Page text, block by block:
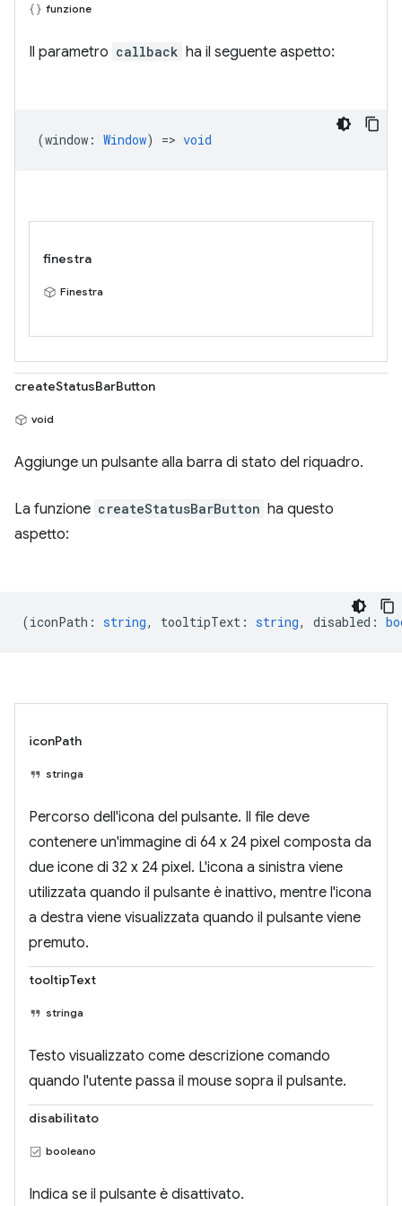
funzione
Il parametro callback ha il seguente aspetto:
(window : Window) => void
finestra
Finestra
createStatusBarButton
void
Aggiunge un pulsante alla barra di stato del riquadro.
La funzione createStatusBarButton ha questo
aspetto:
(iconPath : string, tooltipText : string, disabled :
iconPath
stringa
Percorso dell'icona del pulsante. Il file deve
contenere un'immagine di 64 x 24 pixel composta da
due icone di 32 x 24 pixel. L'icona a sinistra viene
utilizzata quando il pulsante è inattivo, mentre l'icona
a destra viene visualizzata quando il pulsante viene
premuto.
tooltipText
stringa
Testo visualizzato come descrizione comando
quando l'utente passa il mouse sopra il pulsante.
disabilitato
booleano
Indica se il pulsante è disattivato.